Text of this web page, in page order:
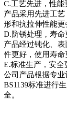
C.工艺先进，性能
产品采用先进工
形和抗拉伸性能更
D.防锈处理，寿命
产品经过钝化、
件更好，使用寿命
E.标准生产，安全
公司产品根据专
BS1139标准进行
全。